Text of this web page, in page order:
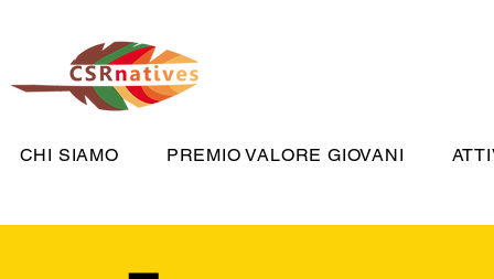
CHI SIAMO PREMIO VALORE GIOVANI